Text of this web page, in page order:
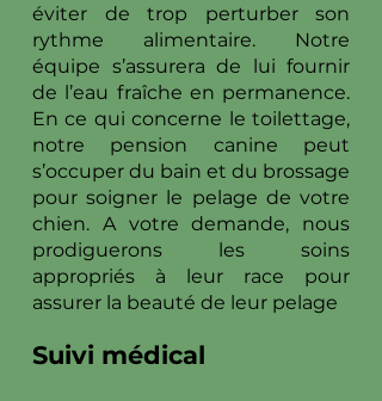
éviter de trop perturber son
rythme alimentaire. Notre
équipe s’assurera de lui fournir
de l’eau fraîche en permanence.
En ce qui concerne le toilettage,
notre pension canine peut
s’occuper du bain et du brossage
pour soigner le pelage de votre
chien. A votre demande, nous
prodiguerons les soins
appropriés à leur race pour
assurer la beauté de leur pelage
Suivi médical